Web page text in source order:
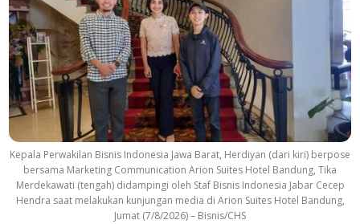
Kepala Perwakilan Bisnis Indonesia Jawa Barat, Herdiyan (dari kiri) berpose
bersama Marketing Communication Arion Suites Hotel Bandung, Tika
Merdekawati (tengah) didampingi oleh Staf Bisnis Indonesia Jabar Cecep
Hendra saat melakukan kunjungan media di Arion Suites Hotel Bandung,
Jumat (7/8/2026) – Bisnis/CHS